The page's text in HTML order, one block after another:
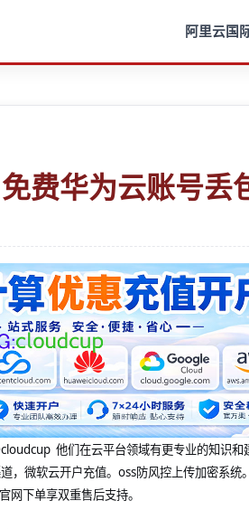
阿里云国
费华为云账号丢
他们在云平台领域有更专业的知识
，微软云开户充值。oss防风控上传加密系
网下单享双重售后支持。